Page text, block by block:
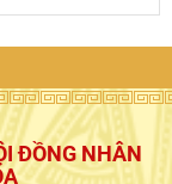
ĐỒNG NHÂN